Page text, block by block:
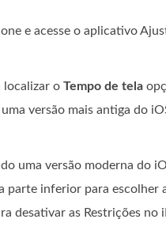
e acesse o aplicativo
localizar o Tempo de tela
versão mais antiga do
uma versão moderna do
parte inferior para escolher
desativar as Restrições no